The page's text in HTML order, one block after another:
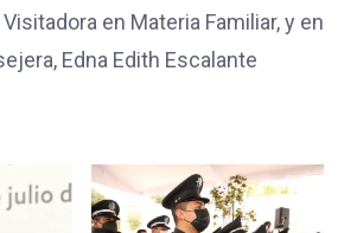
en Materia Familiar, y en
Edna Edith Escalante